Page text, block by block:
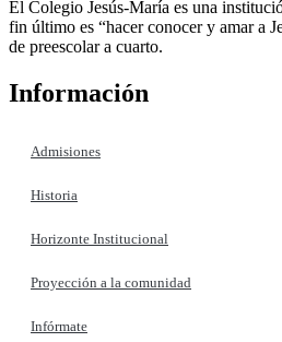
El Colegio Jesús-María es una
fin último es “hacer conocer y amar a
de preescolar a cuarto.
Información
Admisiones
Historia
Horizonte Institucional
Proyección a la comunidad
Infórmate